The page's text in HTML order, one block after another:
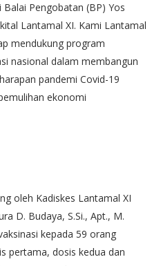
Pengobatan (BP) Yos
Lantamal XI. Kami Lantamal
mendukung program
nasional dalam membangun
pandemi Covid-19
ekonomi
oleh Kadiskes Lantamal XI
D. Budaya, S.Si., Apt., M.
kepada 59 orang
pertama, dosis kedua dan